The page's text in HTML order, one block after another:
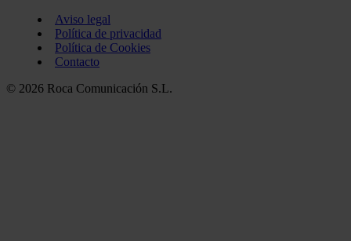
Aviso legal
Política de privacidad
Política de Cookies
Contacto
© 2026 Roca Comunicación S.L.